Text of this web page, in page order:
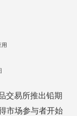
交易所推出铅期
市场参与者开始